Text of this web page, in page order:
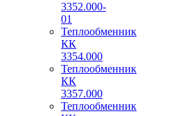
3352.000-
01
Теплообменник
КК
3354.000
Теплообменник
КК
3357.000
Теплообменник